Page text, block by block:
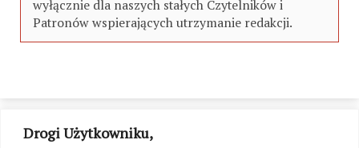
Drogi Użytkowniku,
wyłącznie dla naszych stałych Czytelników i
Patronów wspierających utrzymanie redakcji.